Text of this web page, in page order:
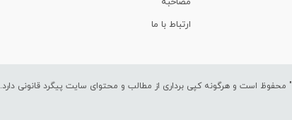
ارتباط با ما
" محفوظ است و هرگونه کپی برداری از مطالب و محتوای سایت پیگرد قانونی دارد.